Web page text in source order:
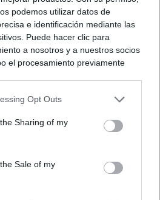
podemos utilizar datos de
e identificación mediante las
Puede hacer clic para
a nosotros y a nuestros socios
el procesamiento previamente
Tenga en cuenta que algún
usted tiene el derecho de
Sus preferencias se aplicarán
de nuevo en este sitio web o
de privacidad.
Opt Outs
Sharing of my
Sale of my